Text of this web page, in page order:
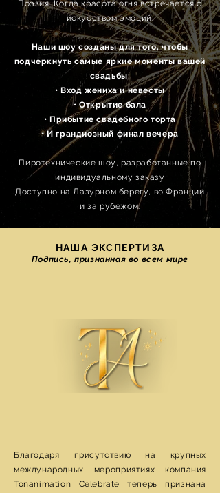
Поэзия. Когда красота огня встречается с
искусством эмоций.
Наши шоу созданы для того, чтобы
подчеркнуть самые яркие моменты вашей
свадьбы:
• Вход жениха и невесты
• Открытие бала
• Прибытие свадебного торта
• И грандиозный финал вечера
Пиротехнические шоу, разработанные по
индивидуальному заказу
Доступно на Лазурном берегу, во Франции
и за рубежом.
НАША ЭКСПЕРТИЗА
Подпись, признанная во всем мире
Благодаря присутствию на крупных
международных мероприятиях компания
Tonanimation Celebrate теперь признана